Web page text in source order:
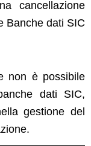
cancellazione
Banche dati SIC
non è possibile
dati SIC,
gestione del